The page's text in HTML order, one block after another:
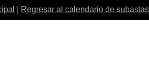
Regresar al calendario de subastas